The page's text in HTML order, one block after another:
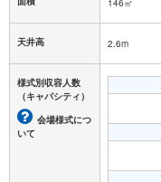
146㎡
天井高 2.6m
様式別収容人数
（キャパシティ）
会場様式につ
いて